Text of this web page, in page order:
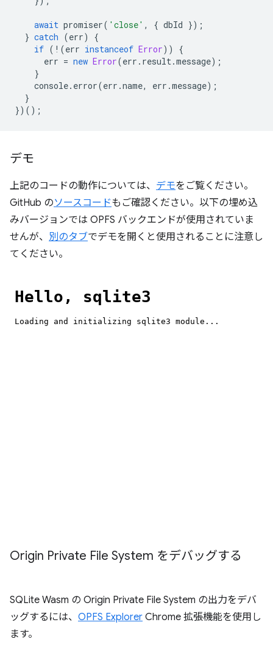
await promiser( 'close' , { dbId });
} catch (err)
{
if ( ! (err instanceof Error))
{
err = new Error(err . result.message);
}
console. error(err .name, err .message);
}
})();
デモ
上記のコードの動作については、 デモをご覧ください。
GitHub のソースコードもご確認ください。以下の埋め込
みバージョンでは OPFS バックエンドが使用されていま
せんが、 別のタブでデモを開くと使用されることに注意し
てください。
Origin Private File System をデバッグする
SQLite Wasm の Origin Private File System の出力をデバ
ッグするには、 OPFS Explorer Chrome 拡張機能を使用し
ます。